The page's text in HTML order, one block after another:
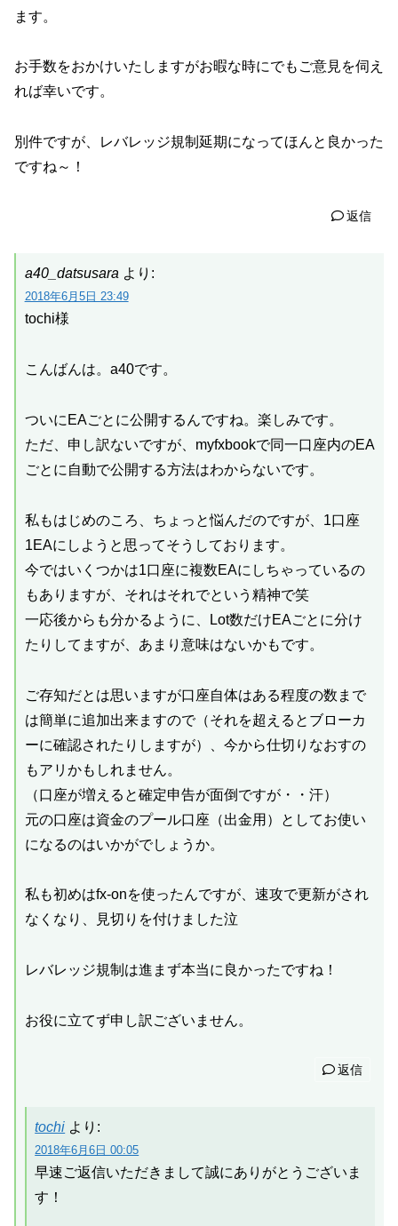
ます。
お手数をおかけいたしますがお暇な時にでもご意見を伺え
れば幸いです。
別件ですが、レバレッジ規制延期になってほんと良かった
ですね～！
返信
a40_datsusara より:
2018年6月5日 23:49
tochi様
こんばんは。a40です。
ついにEAごとに公開するんですね。楽しみです。
ただ、申し訳ないですが、myfxbookで同一口座内のEA
ごとに自動で公開する方法はわからないです。
私もはじめのころ、ちょっと悩んだのですが、1口座
1EAにしようと思ってそうしております。
今ではいくつかは1口座に複数EAにしちゃっているの
もありますが、それはそれでという精神で笑
一応後からも分かるように、Lot数だけEAごとに分け
たりしてますが、あまり意味はないかもです。
ご存知だとは思いますが口座自体はある程度の数まで
は簡単に追加出来ますので（それを超えるとブローカ
ーに確認されたりしますが）、今から仕切りなおすの
もアリかもしれません。
（口座が増えると確定申告が面倒ですが・・汗）
元の口座は資金のプール口座（出金用）としてお使い
になるのはいかがでしょうか。
私も初めはfx-onを使ったんですが、速攻で更新がされ
なくなり、見切りを付けました泣
レバレッジ規制は進まず本当に良かったですね！
お役に立てず申し訳ございません。
返信
tochi より:
2018年6月6日 00:05
早速ご返信いただきまして誠にありがとうございま
す！